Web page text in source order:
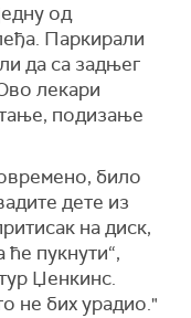
од
Паркирали
да са задњег
лекари
подизање
било
дете из
на диск,
пукнути“,
Џенкинс.
не бих урадио."